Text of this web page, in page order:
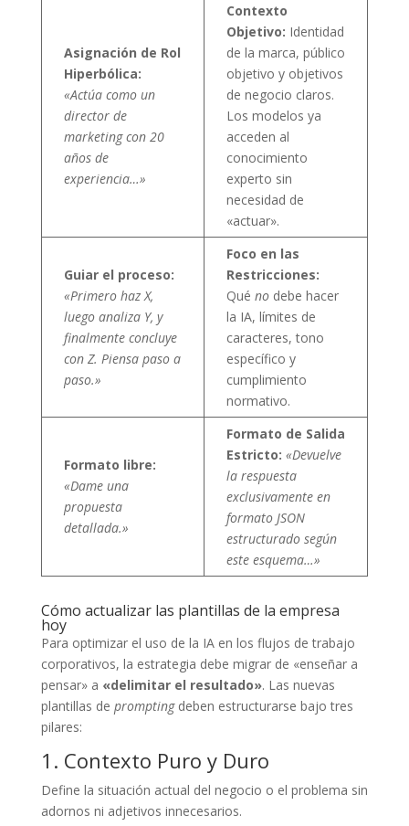
Asignación de Rol
Hiperbólica:
«Actúa como un
director de
marketing con 20
años de
experiencia…»
Contexto
Objetivo: Identidad
de la marca, público
objetivo y objetivos
de negocio claros.
Los modelos ya
acceden al
conocimiento
experto sin
necesidad de
«actuar».
Guiar el proceso:
«Primero haz X,
luego analiza Y, y
finalmente concluye
con Z. Piensa paso a
paso.»
Foco en las
Restricciones:
Qué nodebe hacer
la IA, límites de
caracteres, tono
específico y
cumplimiento
normativo.
Formato libre:
«Dame una
propuesta
detallada.»
Formato de Salida
Estricto: «Devuelve
la respuesta
exclusivamente en
formato JSON
estructurado según
este esquema…»
Cómo actualizar las plantillas de la empresa
hoy
Para optimizar el uso de la IA en los flujos de trabajo
corporativos, la estrategia debe migrar de «enseñar a
pensar» a «delimitar el resultado». Las nuevas
plantillas de promptingdeben estructurarse bajo tres
pilares:
1. Contexto Puro y Duro
Define la situación actual del negocio o el problema sin
adornos ni adjetivos innecesarios.